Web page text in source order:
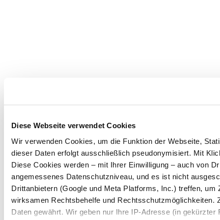
Diese Webseite verwendet Cookies
Wir verwenden Cookies, um die Funktion der Webseite,
dieser Daten erfolgt ausschließlich pseudonymisiert. Mit
Diese Cookies werden – mit Ihrer Einwilligung – auch von
angemessenes Datenschutzniveau, und es ist nicht
Drittanbietern (Google und Meta Platforms, Inc.) treffen,
wirksamen Rechtsbehelfe und Rechtsschutzmöglichkeiten.
Daten gewährt. Wir geben nur Ihre IP-Adresse (in